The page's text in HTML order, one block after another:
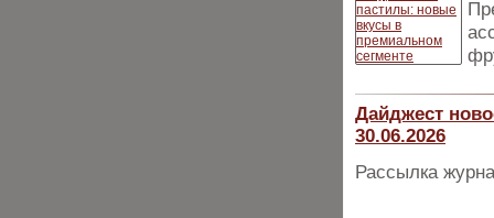
Дайджест
30.06.2026
Рассылка